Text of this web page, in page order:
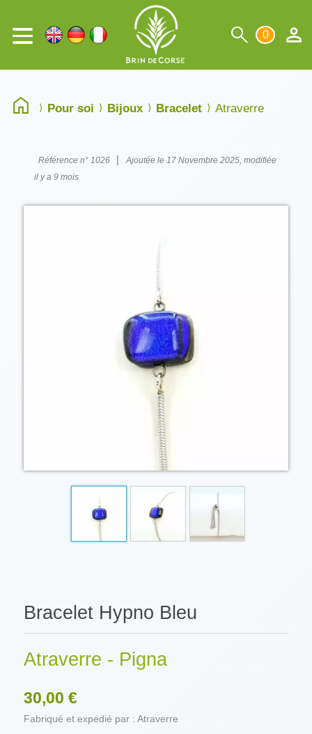
0
Pour soi Bijoux Bracelet Atraverre
Référence n° 1026 |
Ajoutée le 17 Novembre 2025, modifiée
il y a 9 mois
Bracelet Hypno Bleu
Atraverre - Pigna
30,00 €
Fabriqué et expédié par : Atraverre